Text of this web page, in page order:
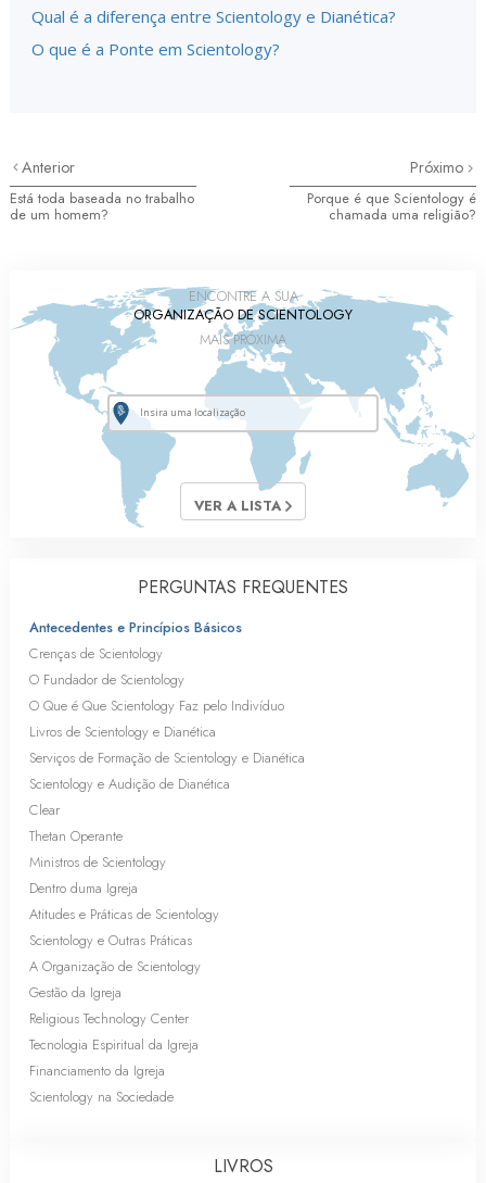
Qual é a diferença entre Scientology e Dianética?
O que é a Ponte em Scientology?
Anterior
Está toda baseada no trabalho
de um homem?
Próximo
Porque é que Scientology é
chamada uma religião?
ENCONTRE A SUA
ORGANIZAÇÃO DE SCIENTOLOGY
MAIS PRÓXIMA
VER A LISTA
PERGUNTAS FREQUENTES
Antecedentes e Princípios Básicos
Crenças de Scientology
O Fundador de Scientology
O Que é Que Scientology Faz pelo Indivíduo
Livros de Scientology e Dianética
Serviços de Formação de Scientology e Dianética
Scientology e Audição de Dianética
Clear
Thetan Operante
Ministros de Scientology
Dentro duma Igreja
Atitudes e Práticas de Scientology
Scientology e Outras Práticas
A Organização de Scientology
Gestão da Igreja
Religious Technology Center
Tecnologia Espiritual da Igreja
Financiamento da Igreja
Scientology na Sociedade
LIVROS